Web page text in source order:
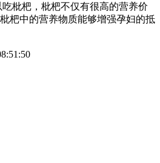
枇杷，枇杷不仅有很高的营养价
杷中的营养物质能够增强孕妇的抵